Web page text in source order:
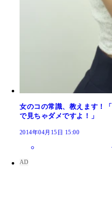
女のコの常識、教えます！
で見ちゃダメですよ！」
2014年04月15日 15:00